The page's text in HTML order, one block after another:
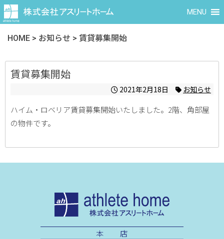
MENU
HOME > お知らせ > 賃貸募集開始
賃貸募集開始
2021年2月18日 お知らせ
ハイム・ロベリア賃貸募集開始いたしました。2階、角部屋
の物件です。
本 店